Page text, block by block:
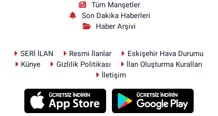
Tüm Manşetler
Son Dakika Haberleri
Haber Arşivi
SERİ İLAN Resmi İlanlar
Eskişehir Hava Durumu
Künye
Gizlilik Politikası
İlan Oluşturma Kuralları
İletişim